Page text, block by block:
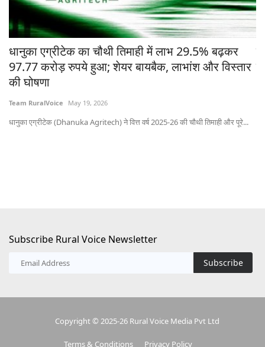
धानुका एग्रीटेक का चौथी तिमाही में लाभ 29.5% बढ़कर
97.77 करोड़ रुपये हुआ; शेयर बायबैक, लाभांश और विस्तार
की घोषणा
Team RuralVoice May 19, 2026
धानुका एग्रीटेक (Dhanuka Agritech) ने वित्त वर्ष 2025-26 की चौथी तिमाही और पूरे...
Subscribe Rural Voice Newsletter
Subscribe
Copyright © 2025-26 Rural Voice Media Pvt Ltd
Terms & Conditions Privacy Policy